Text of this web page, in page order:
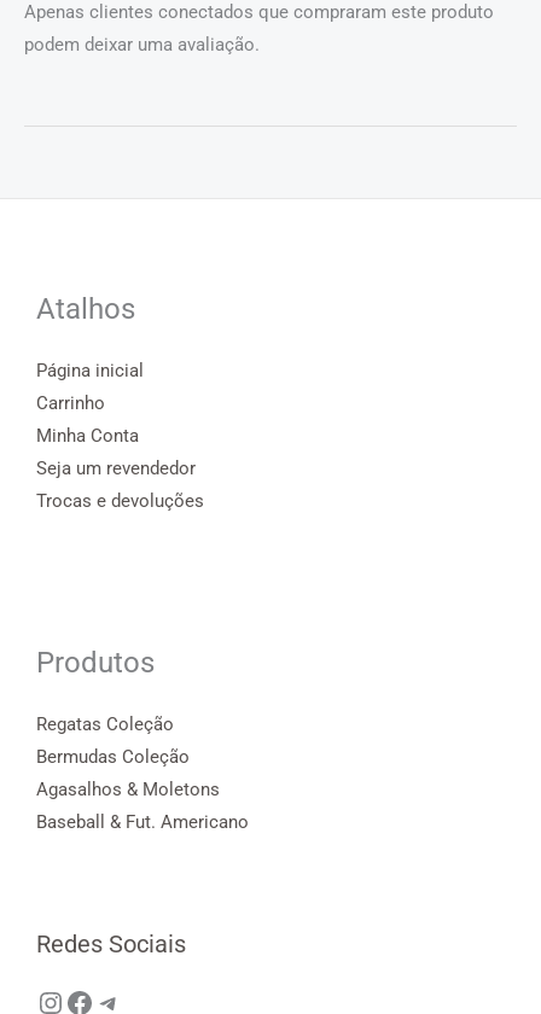
Apenas clientes conectados que compraram este produto
podem deixar uma avaliação.
Atalhos
Página inicial
Carrinho
Minha Conta
Seja um revendedor
Trocas e devoluções
Produtos
Regatas Coleção
Bermudas Coleção
Agasalhos & Moletons
Baseball & Fut. Americano
Redes Sociais
Instagram
Facebook
Telegram